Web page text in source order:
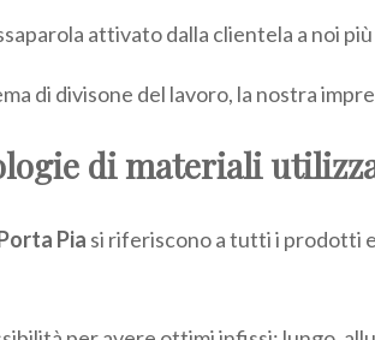
attivato dalla clientela a noi
di divisone del lavoro, la nostra
di materiali
Pia si riferiscono a tutti i prodotti